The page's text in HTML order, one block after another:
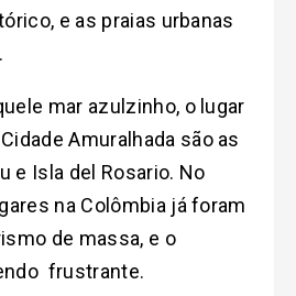
e as praias urbanas
mar azulzinho, o lugar
Amuralhada são as
e Isla del Rosario. No
na Colômbia já foram
de massa, e o
frustrante.